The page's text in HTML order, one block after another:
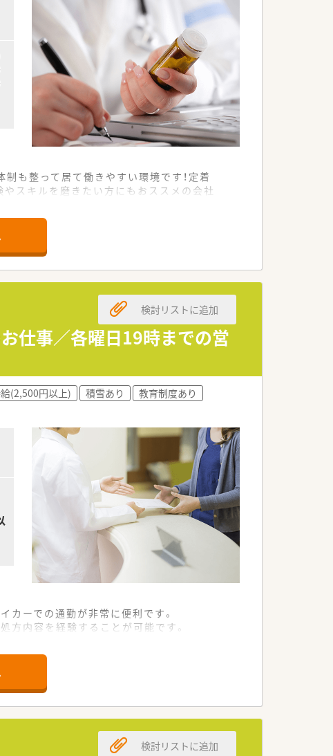
歓迎。取り組みたいことや改善したいこ
も整って居て働きやすい環境です！定着
やスキルを磨きたい方にもおススメの会社
仕事／各曜日19時までの営
検討リストに追加
(2,500円以上) 積雪あり
教育制度あり
ーでの通勤が非常に便利です。
内容を経験することが可能です。
ことで地域貢献の実感が得られます。
としてのスキルアップに繋がります。
体制が整っていることが大きな魅力です。
のもとで安心して長く働けます。検討リストに追加